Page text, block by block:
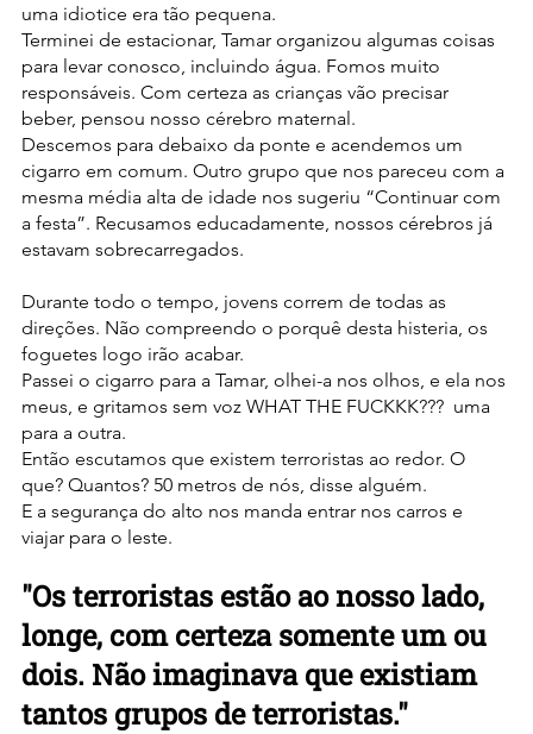
uma idiotice era tão pequena.
Terminei de estacionar, Tamar organizou algumas coisas
para levar conosco, incluindo água. Fomos muito
responsáveis. Com certeza as crianças vão precisar
beber, pensou nosso cérebro maternal.
Descemos para debaixo da ponte e acendemos um
cigarro em comum. Outro grupo que nos pareceu com a
mesma média alta de idade nos sugeriu “Continuar com
a festa”. Recusamos educadamente, nossos cérebros já
estavam sobrecarregados.
Durante todo o tempo, jovens correm de todas as
direções. Não compreendo o porquê desta histeria, os
foguetes logo irão acabar.
Passei o cigarro para a Tamar, olhei-a nos olhos, e ela nos
meus, e gritamos sem voz WHAT THE FUCKKK???  uma
para a outra.
Então escutamos que existem terroristas ao redor. O
que? Quantos? 50 metros de nós, disse alguém.
E a segurança do alto nos manda entrar nos carros e
viajar para o leste.
"Os terroristas estão ao nosso lado,
longe, com certeza somente um ou
dois. Não imaginava que existiam
tantos grupos de terroristas."